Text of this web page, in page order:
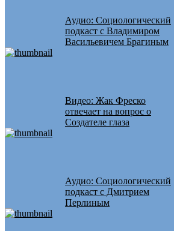
Аудио: Социологический
подкаст с Владимиром
Васильевичем Брагиным
Видео: Жак Фреско
отвечает на вопрос о
Создателе глаза
Аудио: Социологический
подкаст с Дмитрием
Перлиным